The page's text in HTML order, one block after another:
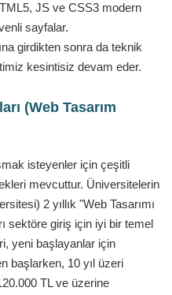
JS ve CSS3 modern
sayfalar.
girdikten sonra da teknik
kesintisiz devam eder.
(Web Tasarım
isteyenler için çeşitli
mevcuttur. Üniversitelerin
2 yıllık "Web Tasarımı
sektöre giriş için iyi bir temel
yeni başlayanlar için
başlarken, 10 yıl üzeri
TL ve üzerine